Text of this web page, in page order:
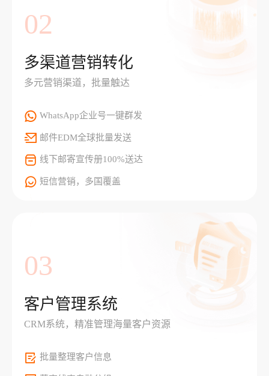
02
多渠道营销转化
多元营销渠道，批量触达
WhatsApp企业号一键群发
邮件EDM全球批量发送
线下邮寄宣传册100%送达
短信营销，多国覆盖
03
客户管理系统
CRM系统，精准管理海量客户资源
批量整理客户信息